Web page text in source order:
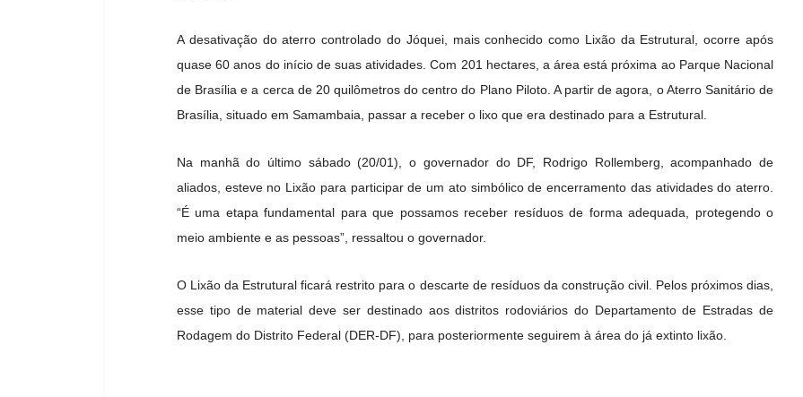
A desativação do aterro controlado do Jóquei, mais conhecido como Lixão da Estrutural, ocorre após
quase 60 anos do início de suas atividades. Com 201 hectares, a área está próxima ao Parque Nacional
de Brasília e a cerca de 20 quilômetros do centro do Plano Piloto. A partir de agora, o Aterro Sanitário de
Brasília, situado em Samambaia, passar a receber o lixo que era destinado para a Estrutural.
Na manhã do último sábado (20/01), o governador do DF, Rodrigo Rollemberg, acompanhado de
aliados, esteve no Lixão para participar de um ato simbólico de encerramento das atividades do aterro.
“É uma etapa fundamental para que possamos receber resíduos de forma adequada, protegendo o
meio ambiente e as pessoas”, ressaltou o governador.
O Lixão da Estrutural ficará restrito para o descarte de resíduos da construção civil. Pelos próximos dias,
esse tipo de material deve ser destinado aos distritos rodoviários do Departamento de Estradas de
Rodagem do Distrito Federal (DER-DF), para posteriormente seguirem à área do já extinto lixão.